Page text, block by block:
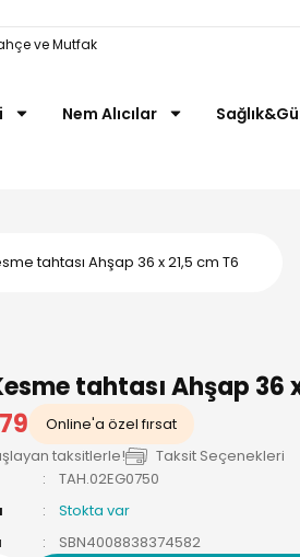
Nem Alıcılar
tahtası Ahşap 36 x 21,5 cm T6
tahtası Ahşap 36
Online'a özel fırsat
taksitlerle!
Taksit Seçenekleri
TAH.02EG0750
Stokta var
SBN4008838374582